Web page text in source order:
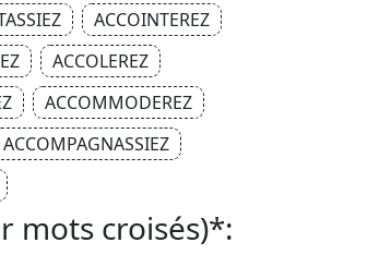
ACCOINTEREZ
ACCOLEREZ
ACCOMMODEREZ
ACCOMPAGNASSIEZ
mots croisés)*: